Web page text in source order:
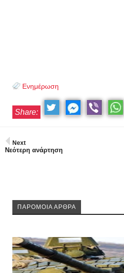
Ενημέρωση
Share:
Next
Νεότερη ανάρτηση
ΠΑΡΟΜΟΙΑ ΑΡΘΡΑ